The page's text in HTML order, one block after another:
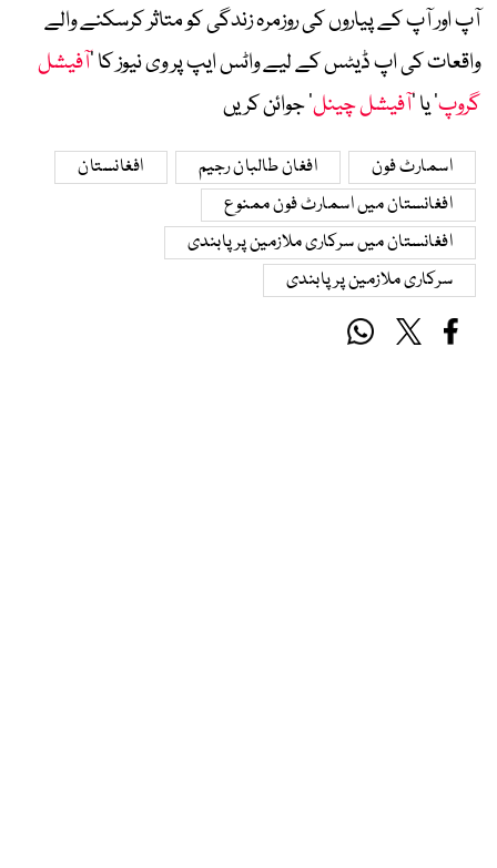
آپ اور آپ کے پیاروں کی روزمرہ زندگی کو متاثر کرسکنے والے
واقعات کی اپ ڈیٹس کے لیے واٹس ایپ پر وی نیوز کا ’آفیشل
گروپ‘ یا ’آفیشل چینل‘ جوائن کریں
اسمارٹ فون افغان طالبان رجیم
افغانستان
افغانستان میں اسمارٹ فون ممنوع
افغانستان میں سرکاری ملازمین پر پابندی
سرکاری ملازمین پر پابندی